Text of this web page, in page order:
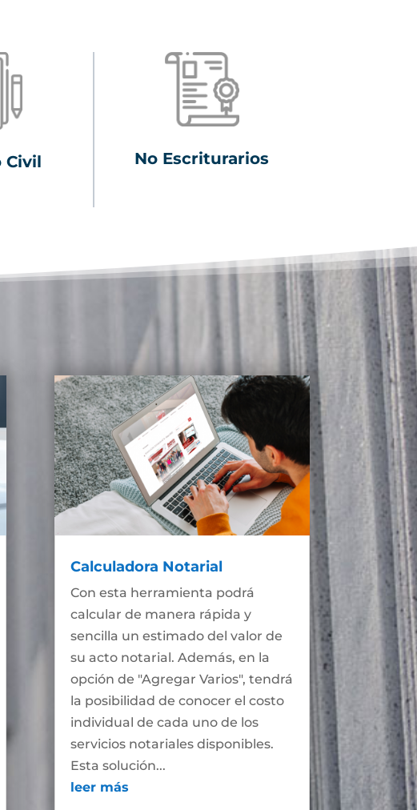
Civil No Escriturarios
Calculadora Notarial
Con esta herramienta podrá
calcular de manera rápida y
sencilla un estimado del valor de
su acto notarial. Además, en la
opción de "Agregar Varios", tendrá
la posibilidad de conocer el costo
individual de cada uno de los
servicios notariales disponibles.
Esta solución...
leer más